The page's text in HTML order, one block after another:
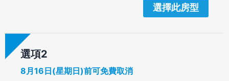
選擇此房型
選項
8月16日(星期日)前可免費取消